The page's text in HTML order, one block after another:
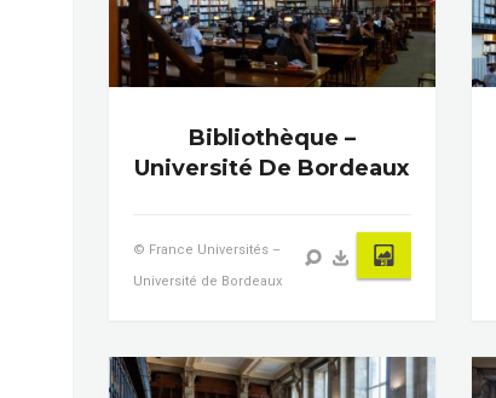
Bibliothèque –
Université De Bordeaux
© France Universités –
Université de Bordeaux